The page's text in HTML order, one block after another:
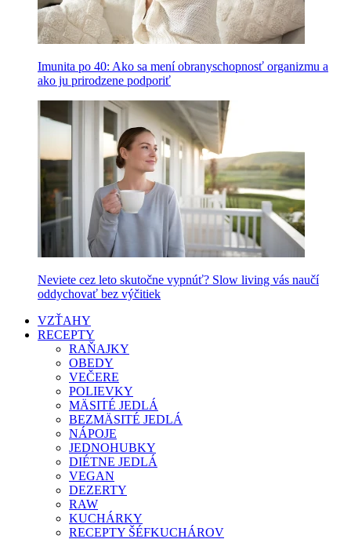
Imunita po 40: Ako sa mení obranyschopnosť organizmu a
ako ju prirodzene podporiť
Neviete cez leto skutočne vypnúť? Slow living vás naučí
oddychovať bez výčitiek
VZŤAHY
RECEPTY
RAŇAJKY
OBEDY
VEČERE
POLIEVKY
MÄSITÉ JEDLÁ
BEZMÄSITÉ JEDLÁ
NÁPOJE
JEDNOHUBKY
DIÉTNE JEDLÁ
VEGAN
DEZERTY
RAW
KUCHÁRKY
RECEPTY ŠÉFKUCHÁROV